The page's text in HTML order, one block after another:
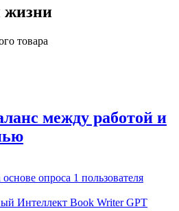
жизни
товара
между работой и
основе опроса 1 пользователя
Интеллект Book Writer GPT